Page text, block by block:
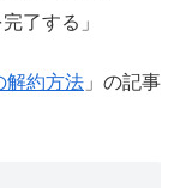
了する」
解約方法 」の記事